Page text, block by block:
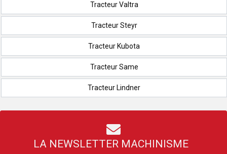
Tracteur Valtra
Tracteur Steyr
Tracteur Kubota
Tracteur Same
Tracteur Lindner
LA NEWSLETTER MACHINISME